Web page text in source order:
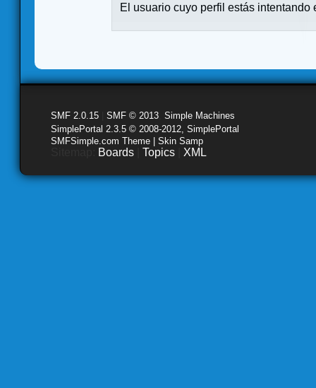
El usuario cuyo perfil estás intentando
SMF 2.0.15 SMF © 2013 Simple Machines
SimplePortal 2.3.5 © 2008-2012, SimplePortal
SMFSimple.com Theme | Skin Samp
Boards Topics XML